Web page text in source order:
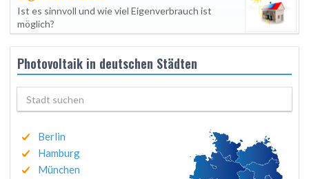
Ist es sinnvoll und wie viel Eigenverbrauch ist
möglich?
Photovoltaik in deutschen Städten
Berlin
Hamburg
München